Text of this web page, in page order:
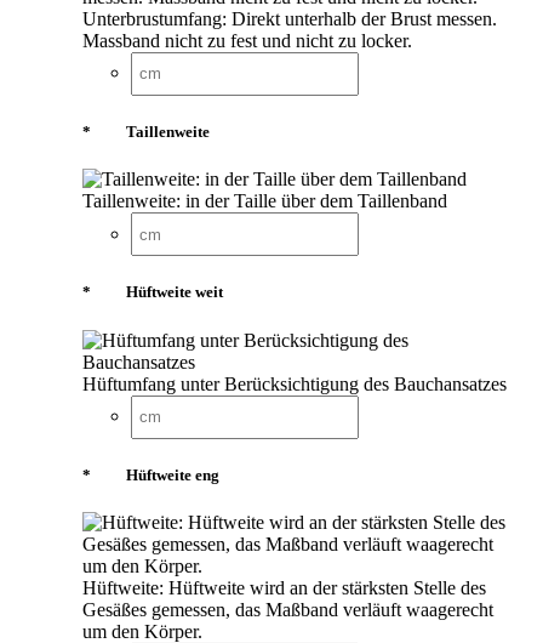
Unterbrustumfang: Direkt unterhalb der Brust messen.
Massband nicht zu fest und nicht zu locker.
* Taillenweite
Taillenweite: in der Taille über dem Taillenband
* Hüftweite weit
Hüftumfang unter Berücksichtigung des Bauchansatzes
* Hüftweite eng
Hüftweite: Hüftweite wird an der stärksten Stelle des
Gesäßes gemessen, das Maßband verläuft waagerecht
um den Körper.